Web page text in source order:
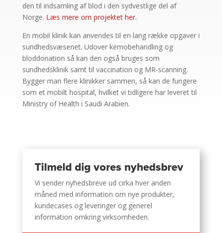
den til indsamling af blod i den sydvestlige del af
Norge. Læs mere om projektet her.
En mobil klinik kan anvendes til en lang række opgaver i
sundhedsvæsenet. Udover kemobehandling og
bloddonation så kan den også bruges som
sundhedsklinik samt til vaccination og MR-scanning.
Bygger man flere klinikker sammen, så kan de fungere
som et mobilt hospital, hvilket vi tidligere har leveret til
Ministry of Health i Saudi Arabien.
Tilmeld dig vores nyhedsbrev
Vi sender nyhedsbreve ud cirka hver anden
måned med information om nye produkter,
kundecases og leveringer og generel
information omkring virksomheden.